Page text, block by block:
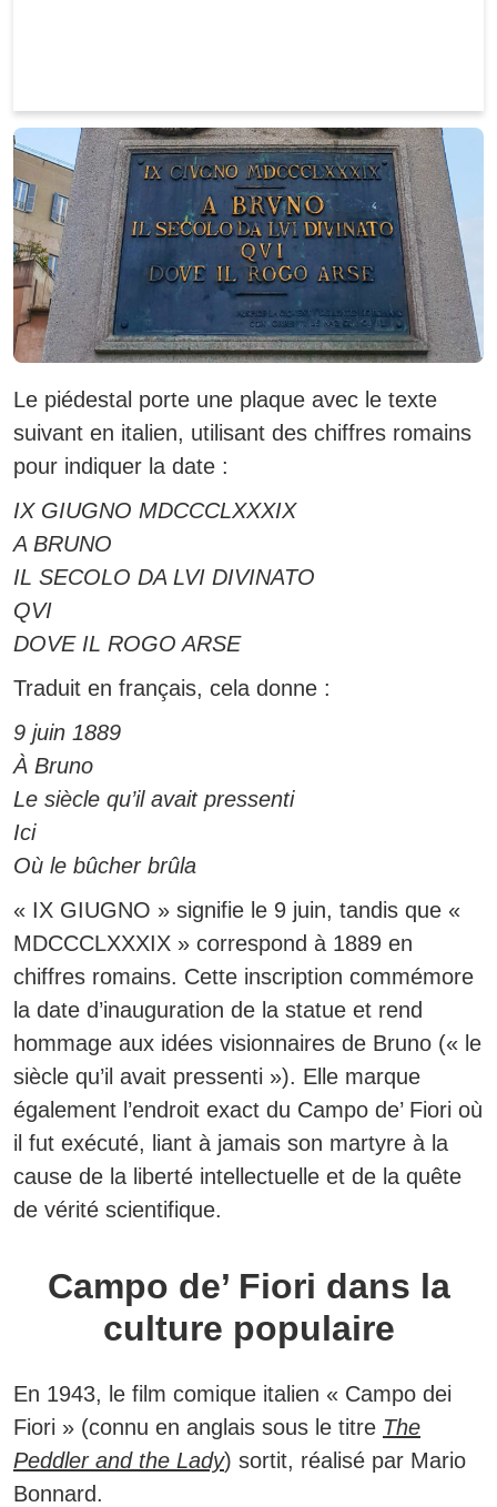
Le piédestal porte une plaque avec le texte
suivant en italien, utilisant des chiffres romains
pour indiquer la date :
IX GIUGNO MDCCCLXXXIX
A BRUNO
IL SECOLO DA LVI DIVINATO
QVI
DOVE IL ROGO ARSE
Traduit en français, cela donne :
9 juin 1889
À Bruno
Le siècle qu’il avait pressenti
Ici
Où le bûcher brûla
« IX GIUGNO » signifie le 9 juin, tandis que «
MDCCCLXXXIX » correspond à 1889 en
chiffres romains. Cette inscription commémore
la date d’inauguration de la statue et rend
hommage aux idées visionnaires de Bruno (« le
siècle qu’il avait pressenti »). Elle marque
également l’endroit exact du Campo de’ Fiori où
il fut exécuté, liant à jamais son martyre à la
cause de la liberté intellectuelle et de la quête
de vérité scientifique.
Campo de’ Fiori dans la
culture populaire
En 1943, le film comique italien « Campo dei
Fiori » (connu en anglais sous le titre The
Peddler and the Lady) sortit, réalisé par Mario
Bonnard.